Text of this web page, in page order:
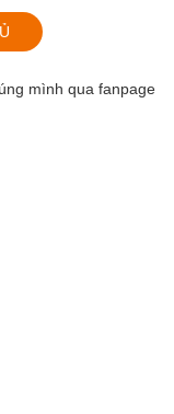
mình qua fanpage